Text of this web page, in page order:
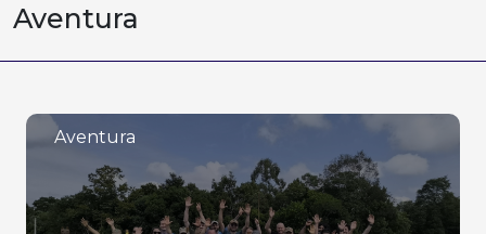
Aventura
Aventura